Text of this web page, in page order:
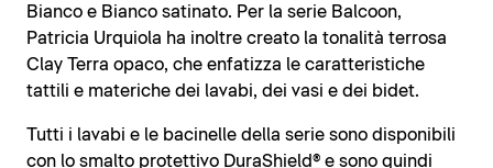
Bianco e Bianco satinato. Per la serie Balcoon,
Patricia Urquiola ha inoltre creato la tonalità terrosa
Clay Terra opaco, che enfatizza le caratteristiche
tattili e materiche dei lavabi, dei vasi e dei bidet.
Tutti i lavabi e le bacinelle della serie sono disponibili
con lo smalto protettivo DuraShield® e sono quindi